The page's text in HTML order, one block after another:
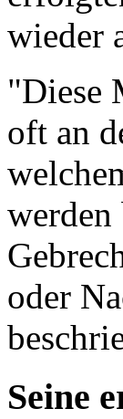
wieder
"Diese
oft an
oder
Seine